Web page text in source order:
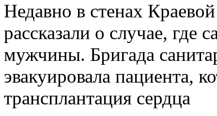
Недавно в стенах
рассказали о случае, где
мужчины. Бригада
эвакуировала пациента,
трансплантация сердца